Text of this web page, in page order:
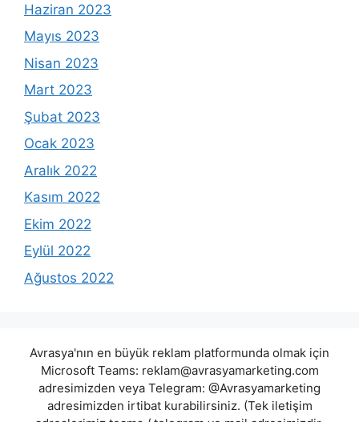
Haziran 2023
Mayıs 2023
Nisan 2023
Mart 2023
Şubat 2023
Ocak 2023
Aralık 2022
Kasım 2022
Ekim 2022
Eylül 2022
Ağustos 2022
Avrasya'nın en büyük reklam platformunda olmak için
Microsoft Teams: reklam@avrasyamarketing.com
adresimizden veya Telegram: @Avrasyamarketing
adresimizden irtibat kurabilirsiniz. (Tek iletişim